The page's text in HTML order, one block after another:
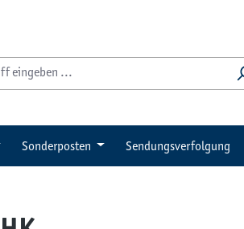
Sonderposten Sendungsverfolgung